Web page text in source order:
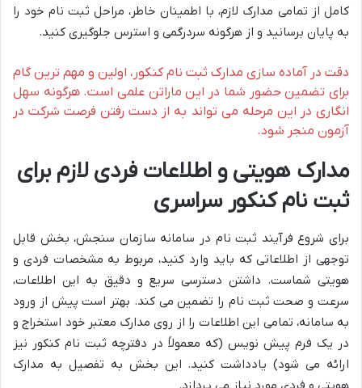
کامل از تمامی مدارک لازم، با اطمینان خاطر، مراحل ثبت نام خود را
به پایان برسانید و از هرگونه سردرگمی و استرس جلوگیری کنید.
دقت در آماده سازی مدارک ثبت نام کنکور، اولین و مهم ترین گام
برای تضمین حضور شما در این ماراتن علمی است. هرگونه سهل
انگاری در این مرحله می تواند به از دست رفتن فرصت شرکت در
آزمون منجر شود.
مدارک هویتی و اطلاعات فردی لازم برای
ثبت نام کنکور سراسری
برای شروع فرآیند ثبت نام در سامانه سازمان سنجش، بخش قابل
توجهی از اطلاعاتی که باید وارد کنید، مربوط به مشخصات فردی و
هویتی شماست. داشتن دسترسی سریع و دقیق به این اطلاعات،
سرعت و صحت ثبت نام را تضمین می کند. بهتر است پیش از ورود
به سامانه، تمامی این اطلاعات را از روی مدارک معتبر خود استخراج و
در یک فرم پیش نویس (که معمولاً در دفترچه ثبت نام کنکور نیز
ارائه می شود) یادداشت کنید. این بخش به تفصیل به مدارک